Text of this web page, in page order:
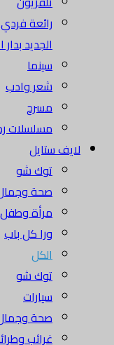
رائعة فردي
الجديد بدار
سينما
شعر وادب
مسرح
مسلسلات
لايف ستايل
توك شو
صحة
مرأة وطفل
ورا كل باب
الكل
توك شو
سيارات
صحة
غرائب